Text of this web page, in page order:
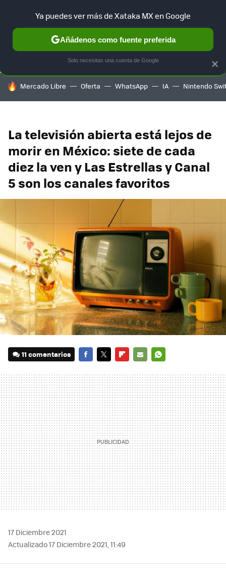
SELECCIÓN GAMING HOME AUTO TERRITORIO
HOY SE HABLA DE
Mercado Libre Oferta WhatsApp IA Nintendo
La televisión abierta está lejos de
morir en México: siete de cada
diez la ven y Las Estrellas y Canal
5 son los canales favoritos
11 comentarios
MAIL
17 Diciembre 2021
Actualizado 17 Diciembre 2021, 11:49
×
Ya puedes ver más de Xataka MX en Google
Añádenos como fuente preferida
Solo necesitas una cuenta de Google